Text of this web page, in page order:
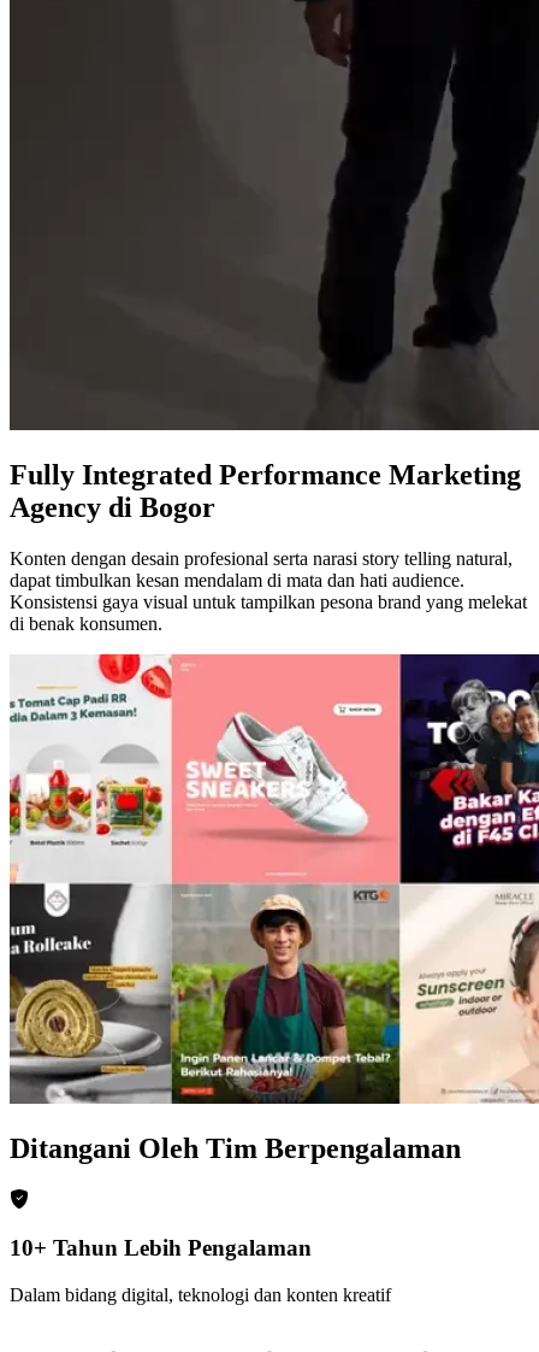
Fully Integrated Performance Marketing
Agency di Bogor
Konten dengan desain profesional serta narasi story telling natural,
dapat timbulkan kesan mendalam di mata dan hati audience.
Konsistensi gaya visual untuk tampilkan pesona brand yang melekat
di benak konsumen.
Ditangani Oleh Tim Berpengalaman
10+ Tahun Lebih Pengalaman
Dalam bidang digital, teknologi dan konten kreatif